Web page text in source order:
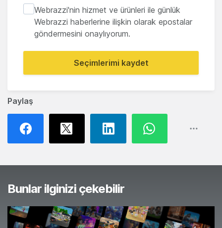
Paylaş
Webrazzi'nin hizmet ve ürünleri ile günlük
Webrazzi haberlerine ilişkin olarak epostalar
göndermesini onaylıyorum.
Seçimlerimi kaydet
Bunlar ilginizi çekebilir